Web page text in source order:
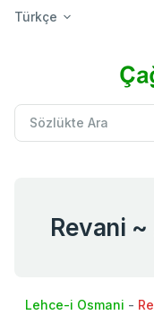
Türkçe
Lehce-i Osmani -